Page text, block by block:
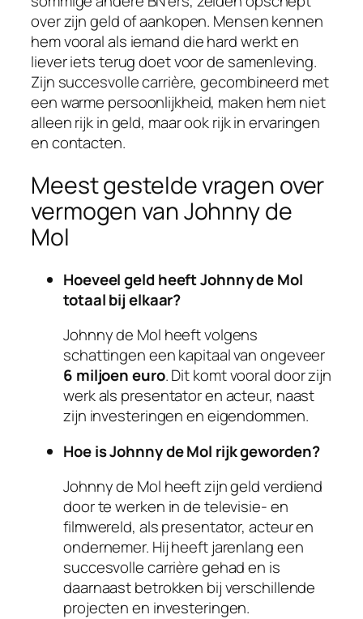
over zijn geld of aankopen. Mensen kennen
hem vooral als iemand die hard werkt en
liever iets terug doet voor de samenleving.
Zijn succesvolle carrière, gecombineerd met
een warme persoonlijkheid, maken hem niet
alleen rijk in geld, maar ook rijk in ervaringen
en contacten.
Meest gestelde vragen over
vermogen van Johnny de
Mol
Hoeveel geld heeft Johnny de Mol
totaal bij elkaar?
Johnny de Mol heeft volgens
schattingen een kapitaal van ongeveer
6 miljoen euro. Dit komt vooral door zijn
werk als presentator en acteur, naast
zijn investeringen en eigendommen.
Hoe is Johnny de Mol rijk geworden?
Johnny de Mol heeft zijn geld verdiend
door te werken in de televisie- en
filmwereld, als presentator, acteur en
ondernemer. Hij heeft jarenlang een
succesvolle carrière gehad en is
daarnaast betrokken bij verschillende
projecten en investeringen.